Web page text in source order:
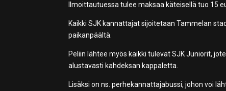
Ilmoittautuessa tulee maksaa käteisellä tuo 15
Kaikki SJK kannattajat sijoitetaan Tammelan
paikanpäältä.
Peliin lähtee myös kaikki tulevat SJK Juniorit,
alustavasti kahdeksan kappaletta.
Lisäksi on ns. perhekannattajabussi, johon voi